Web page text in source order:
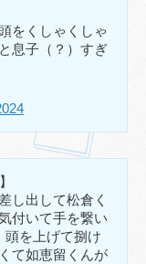
をくしゃくしゃ
息子（？）すぎ
し出して松倉く
付いて手を繋い
頭を上げて捌け
て如恵留くんが